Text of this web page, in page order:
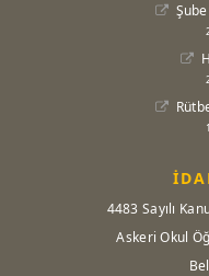
4483 Sayılı
Askeri Okul